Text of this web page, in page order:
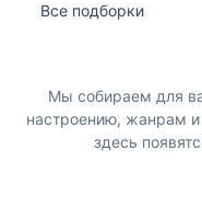
Все подборки
Мы собираем для
настроению, жанрам
здесь